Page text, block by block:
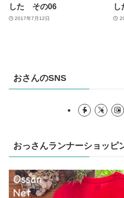
した その06
2017年7月12日
おさんのSNS
おっさんランナーショッピ